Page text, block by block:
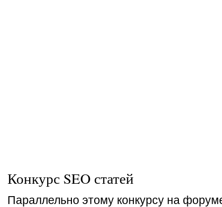
Конкурс SEO статей
Параллельно этому конкурсу на